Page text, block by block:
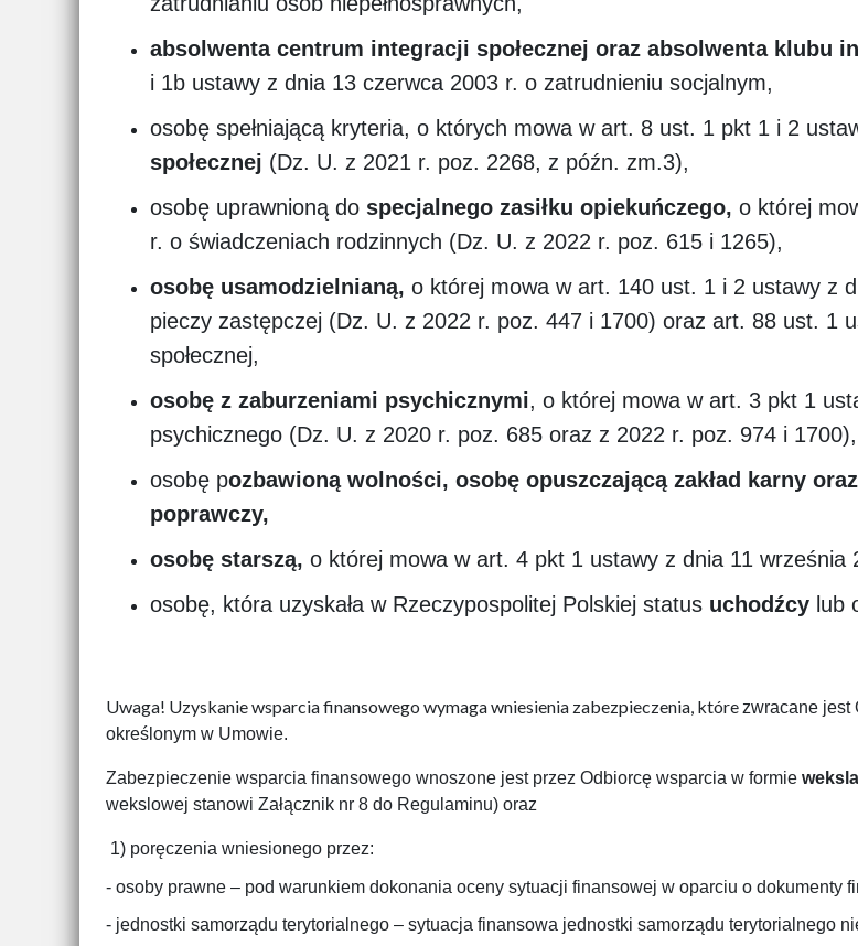
absolwenta centrum integracji społecznej oraz absolwenta klubu
i 1b ustawy z dnia 13 czerwca 2003 r. o zatrudnieniu socjalnym,
osobę spełniającą kryteria, o których mowa w art. 8 ust. 1 pkt 1 i 2
społecznej (Dz. U. z 2021 r. poz. 2268, z późn. zm.3),
osobę uprawnioną do specjalnego zasiłku opiekuńczego, o której
r. o świadczeniach rodzinnych (Dz. U. z 2022 r. poz. 615 i 1265),
osobę usamodzielnianą, o której mowa w art. 140 ust. 1 i 2 ustawy z
pieczy zastępczej (Dz. U. z 2022 r. poz. 447 i 1700) oraz art. 88 ust. 1
społecznej,
osobę z zaburzeniami psychicznymi, o której mowa w art. 3 pkt 1
psychicznego (Dz. U. z 2020 r. poz. 685 oraz z 2022 r. poz. 974 i 1700),
osobę pozbawioną wolności, osobę opuszczającą zakład karny
poprawczy,
osobę starszą, o której mowa w art. 4 pkt 1 ustawy z dnia 11
osobę, która uzyskała w Rzeczypospolitej Polskiej status uchodźcy lub
Uwaga! Uzyskanie wsparcia finansowego wymaga wniesienia zabezpieczenia, którezwracane jest
określonym w Umowie.
Zabezpieczenie wsparcia finansowego wnoszone jest przez Odbiorcę wsparcia w formie
wekslowej stanowi Załącznik nr 8 do Regulaminu) oraz
1) poręczenia wniesionego przez:
- osoby prawne – pod warunkiem dokonania oceny sytuacji finansowej w oparciu o dokumenty
- jednostki samorządu terytorialnego – sytuacja finansowa jednostki samorządu terytorialnego